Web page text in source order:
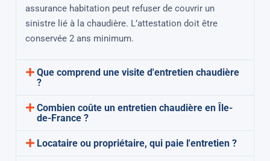
assurance habitation peut refuser de couvrir un
sinistre lié à la chaudière. L’attestation doit être
conservée 2 ans minimum.
Que comprend une visite d'entretien chaudière
?
Combien coûte un entretien chaudière en Île-
de-France ?
Locataire ou propriétaire, qui paie l'entretien ?